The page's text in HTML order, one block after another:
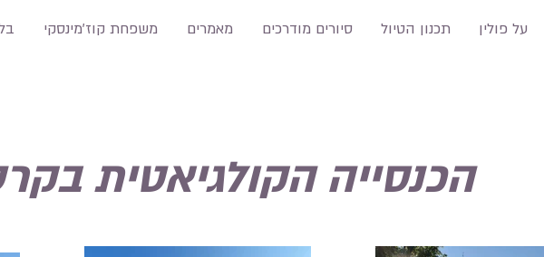
משפחת קוז'מינסקי מאמרים סיורים מודרכים תכנון הטיול על פולין
הכנסייה הקולגיאטית